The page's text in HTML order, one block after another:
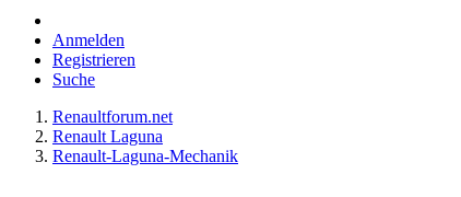
Anmelden
Registrieren
Suche
Renaultforum.net
Renault Laguna
Renault-Laguna-Mechanik